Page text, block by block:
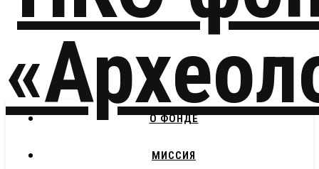
О ФОНДЕ
МИССИЯ